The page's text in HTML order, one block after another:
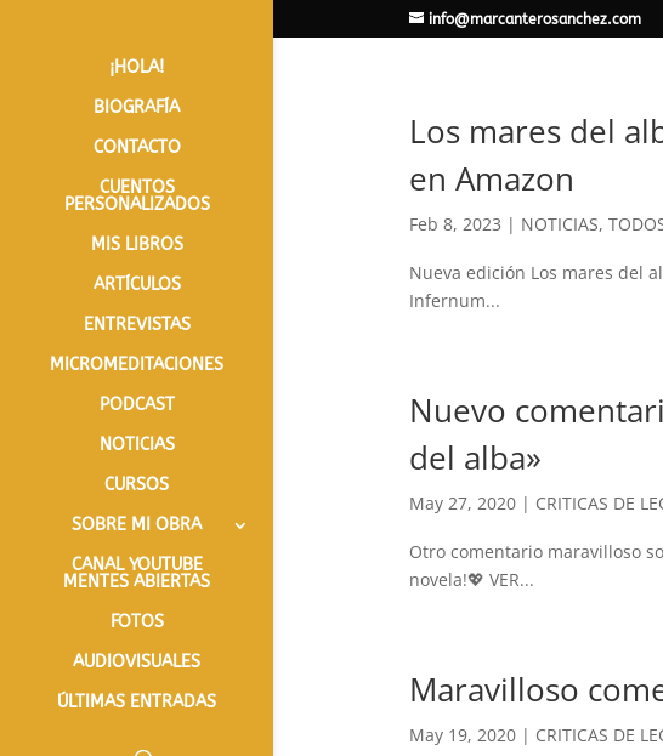
info@marcanterosanchez.com
¡HOLA!
BIOGRAFÍA
CONTACTO
CUENTOS
PERSONALIZADOS
MIS LIBROS
ARTÍCULOS
ENTREVISTAS
MICROMEDITACIONES
PODCAST
NOTICIAS
CURSOS
SOBRE MI OBRA
CANAL YOUTUBE
MENTES ABIERTAS
FOTOS
AUDIOVISUALES
ÚLTIMAS ENTRADAS
Los mares del
en Amazon
Feb 8, 2023 | NOTICIAS,
Nueva edición Los mares del
Infernum...
Nuevo
del alba»
May 27, 2020| CRITICAS DE
Otro comentario maravilloso
novela!💖 VER...
Maravilloso
May 19, 2020| CRITICAS DE